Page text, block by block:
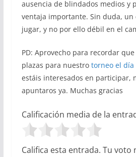
ausencia de blindados medios y
ventaja importante. Sin duda,
jugar, y no por ello débil en el
PD: Aprovecho para recordar
plazas para nuestro torneo el día
estáis interesados en participar,
apuntaros ya. Muchas gracias
Calificación media de la
Califica esta entrada. Tu voto